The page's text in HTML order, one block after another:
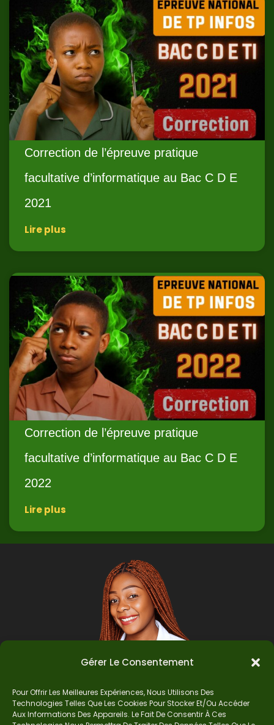
Gérer Le Consentement
Pour Offrir Les Meilleures Expériences, Nous Utilisons Des
Technologies Telles Que Les Cookies Pour Stocker Et/ou Accéder
Aux Informations Des Appareils. Le Fait De Consentir À Ces
Correction de l’épreuve pratique
facultative d’informatique au Bac C D E
2021
Lire plus
Correction de l’épreuve pratique
facultative d’informatique au Bac C D E
2022
Lire plus
Auteur